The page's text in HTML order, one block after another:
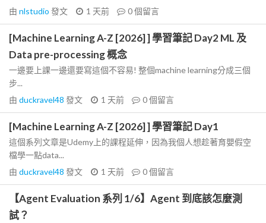
由 nlstudio 發文 1 天前 0個留言
[Machine Learning A-Z [2026] ] 學習筆記 Day2 ML 及
Data pre-processing 概念
一邊要上課一邊還要寫這個不容易! 整個machine learning分成三個
步...
由 duckravel48 發文 1 天前 0個留言
[Machine Learning A-Z [2026] ] 學習筆記 Day1
這個系列文章是Udemy上的課程延伸，因為我個人想趁著育嬰假空
檔學一點data...
由 duckravel48 發文 1 天前 0個留言
【Agent Evaluation 系列 1/6】Agent 到底該怎麼測
試？